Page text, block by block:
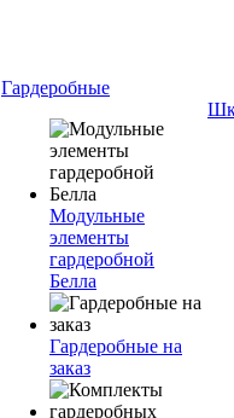
Гардеробные
Модульные
элементы
гардеробной
Белла
Гардеробные на
заказ